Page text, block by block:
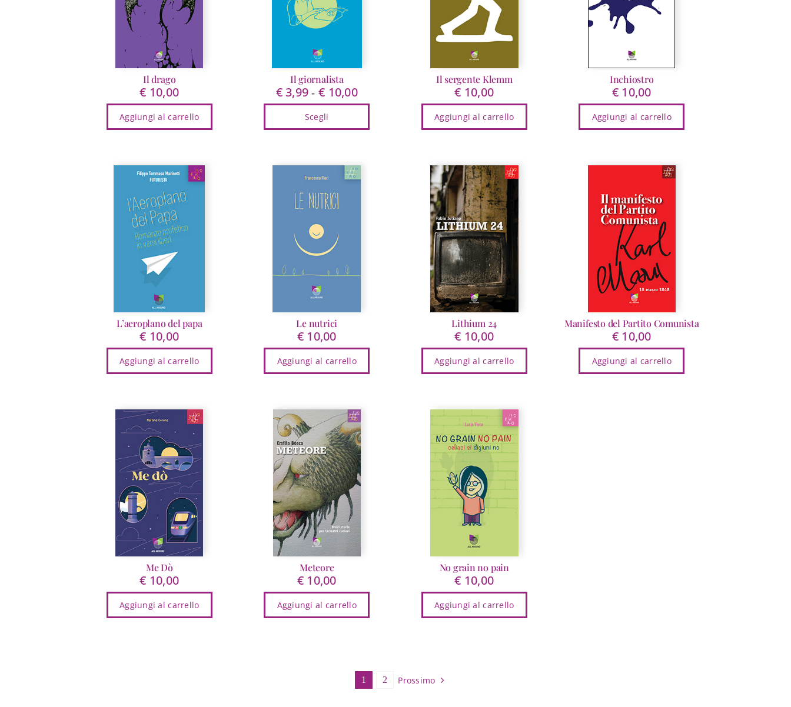
Il drago
€ 10,00
Aggiungi al carrello
Il giornalista
€3,99 - € 10,00Fascia
di
da
€ 10,00
Scegli
ha
più
varianti.
Le
possono
essere
scelte
nella
pagina
del
prodotto
Il sergente Klemm
€ 10,00
Aggiungi al carrello
Inchiostro
€ 10,00
Aggiungi al carrello
L’aeroplano del papa
€ 10,00
Aggiungi al carrello
Le nutrici
€ 10,00
Aggiungi al carrello
Lithium 24
€ 10,00
Aggiungi al carrello
Manifesto del Partito Comunista
€ 10,00
Aggiungi al carrello
Me Dò
€ 10,00
Aggiungi al carrello
Meteore
€ 10,00
Aggiungi al carrello
No grain no pain
€ 10,00
Aggiungi al carrello
1 2 Prossimo